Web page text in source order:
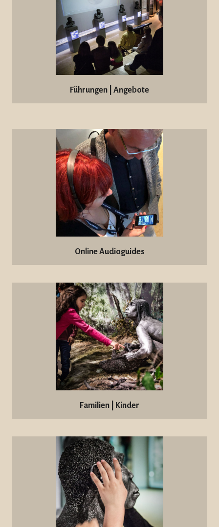
Führungen | Angebote
Online Audioguides
Familien | Kinder